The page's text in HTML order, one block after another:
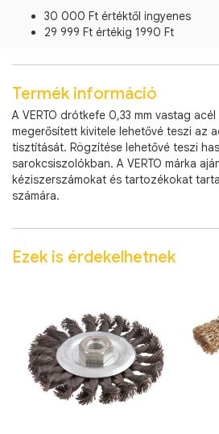
30 000 Ft értéktől ingyenes
29 999 Ft értékig 1990 Ft
Termék információ
A VERTO drótkefe 0,33 mm vastag
megerősített kivitele lehetővé teszi az
tisztítását. Rögzítése lehetővé teszi
sarokcsiszolókban. A VERTO márka
kéziszerszámokat és tartozékokat
számára.
Ezek is érdekelhetnek